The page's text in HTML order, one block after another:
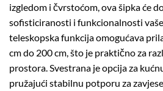
izgledom i čvrstoćom, ova šipka će
sofisticiranosti i funkcionalnosti
teleskopska funkcija omogućava
cm do 200 cm, što je praktično za
prostora. Svestrana je opcija za
pružajući stabilnu potporu za